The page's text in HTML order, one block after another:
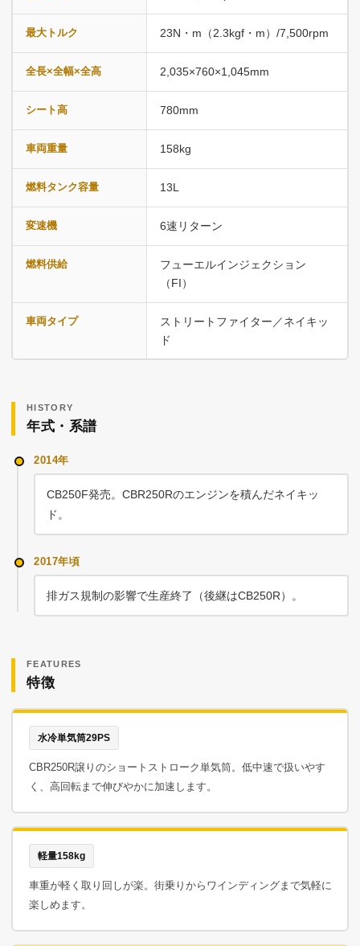
最大トルク 23N・m（2.3kgf・m）/7,500rpm
全長×全幅×全高 2,035×760×1,045mm
シート高 780mm
車両重量 158kg
燃料タンク容量 13L
変速機 6速リターン
燃料供給
フューエルインジェクション
（FI）
車両タイプ
ストリートファイター／ネイキッ
ド
HISTORY
年式・系譜
2014年
CB250F発売。CBR250Rのエンジンを積んだネイキッ
ド。
2017年頃
排ガス規制の影響で生産終了（後継はCB250R）。
FEATURES
特徴
水冷単気筒29PS
CBR250R譲りのショートストローク単気筒。低中速で扱いやす
く、高回転まで伸びやかに加速します。
軽量158kg
車重が軽く取り回しが楽。街乗りからワインディングまで気軽に
楽しめます。